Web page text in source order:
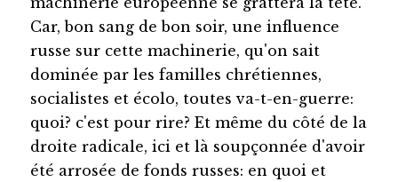
Car, bon sang de bon soir, une influence
russe sur cette machinerie, qu'on sait
dominée par les familles chrétiennes,
socialistes et écolo, toutes va-t-en-guerre:
quoi? c'est pour rire? Et même du côté de la
droite radicale, ici et là soupçonnée d'avoir
été arrosée de fonds russes: en quoi et